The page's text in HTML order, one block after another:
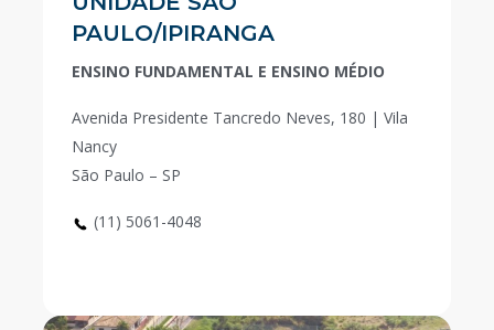
PAULO/IPIRANGA
ENSINO FUNDAMENTAL E ENSINO MÉDIO
Avenida Presidente Tancredo Neves, 180 | Vila
Nancy
São Paulo – SP
(11) 5061-4048